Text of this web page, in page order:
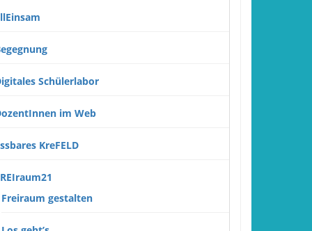
Schülerlabor
im Web
KreFELD
Freiraum gestalten